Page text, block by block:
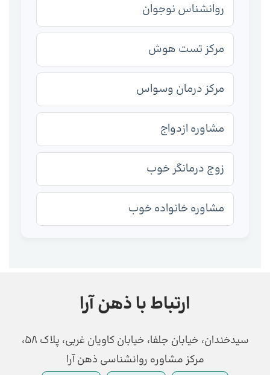
روانشناس نوجوان
مرکز تست هوش
مرکز درمان وسواس
مشاوره ازدواج
زوج درمانگر خوب
مشاوره خانواده خوب
ارتباط با ذهن آرا
سیدخندان، خیابان جلفا، خیابان کاویان غربی، پلاک 58،
مرکز مشاوره روانشناسی ذهن آرا